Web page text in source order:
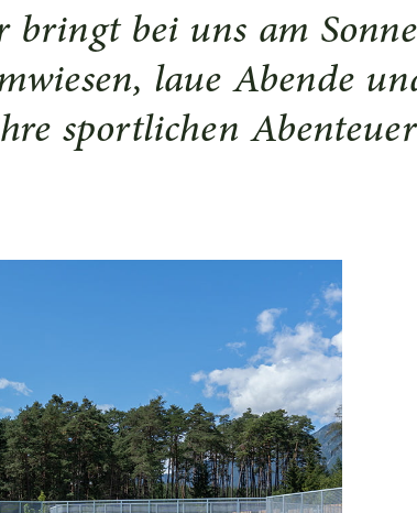
bringt bei uns am
laue Abende
sportlichen